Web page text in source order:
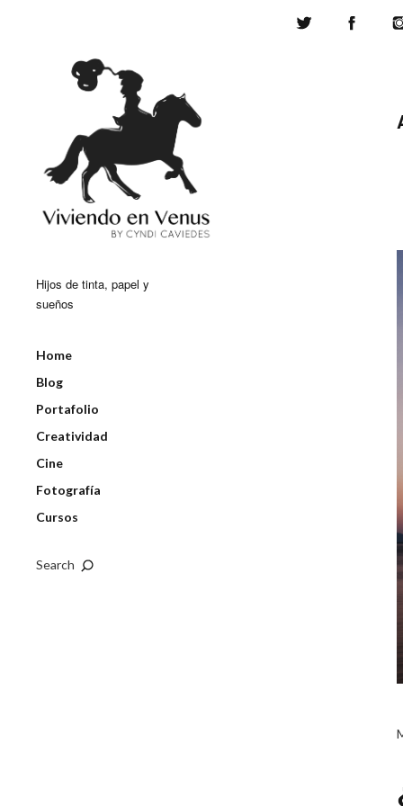
Hijos de tinta, papel y
sueños
Home
Blog
Portafolio
Creatividad
Cine
Fotografía
Cursos
Search